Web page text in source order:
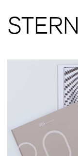
STERN